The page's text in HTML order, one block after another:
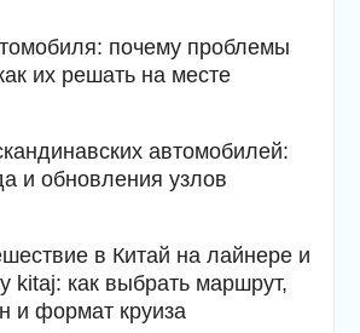
почему проблемы
их решать на месте
автомобилей:
и обновления узлов
в Китай на лайнере и
kitaj: как выбрать маршрут,
и формат круиза